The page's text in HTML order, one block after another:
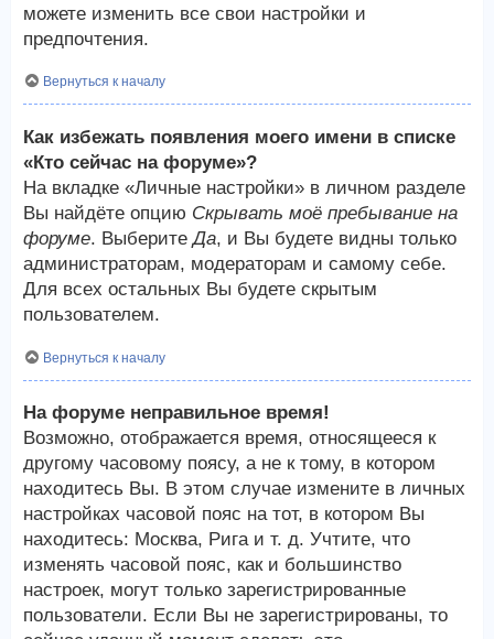
можете изменить все свои настройки и
предпочтения.
Вернуться к началу
Как избежать появления моего имени в списке
«Кто сейчас на форуме»?
На вкладке «Личные настройки» в личном разделе
Вы найдёте опцию Скрывать моё пребывание на
форуме. ВыберитеДа, и Вы будете видны только
администраторам, модераторам и самому себе.
Для всех остальных Вы будете скрытым
пользователем.
Вернуться к началу
На форуме неправильное время!
Возможно, отображается время, относящееся к
другому часовому поясу, а не к тому, в котором
находитесь Вы. В этом случае измените в личных
настройках часовой пояс на тот, в котором Вы
находитесь: Москва, Рига и т. д. Учтите, что
изменять часовой пояс, как и большинство
настроек, могут только зарегистрированные
пользователи. Если Вы не зарегистрированы, то